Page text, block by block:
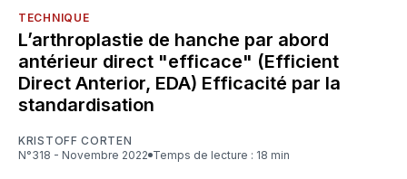
TECHNIQUE
L’arthroplastie de hanche par abord
antérieur direct "efficace" (Efficient
Direct Anterior, EDA) Efficacité par la
standardisation
KRISTOFF CORTEN
N°318 - Novembre 2022
Temps de lecture : 18 min